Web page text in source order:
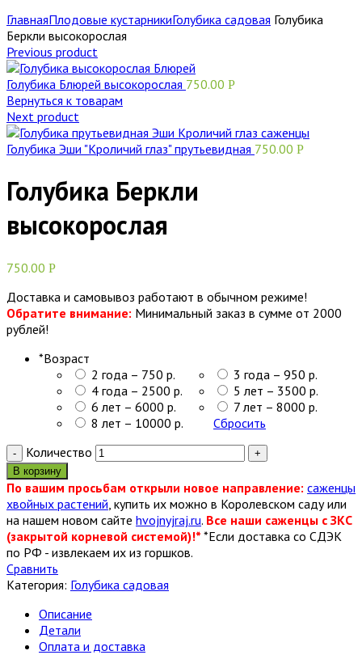
ГлавнаяПлодовые кустарникиГолубика садовая Голубика
Беркли высокорослая
Previous product
Голубика Блюрей высокорослая 750.00 Р
Вернуться к товарам
Next product
Голубика Эши "Кроличий глаз" прутьевидная 750.00 Р
Голубика Беркли
высокорослая
750.00 Р
Доставка и самовывоз работают в обычном режиме!
Обратите внимание: Минимальный заказ в сумме от 2000
рублей!
*Возраст
2 года – 750 р.
3 года – 950 р.
4 года – 2500 р.
5 лет – 3500 р.
6 лет – 6000 р.
7 лет – 8000 р.
8 лет – 10000 р.
Сбросить
Количество
В корзину
По вашим просьбам открыли новое направление: саженцы
хвойных растений , купить их можно в Королевском саду или
на нашем новом сайте hvojnyjraj.ru. Все наши саженцы с ЗКС
(закрытой корневой системой)!* *Если доставка со СДЭК
по РФ - извлекаем их из горшков.
Сравнить
Категория: Голубика садовая
Описание
Детали
Оплата и доставка